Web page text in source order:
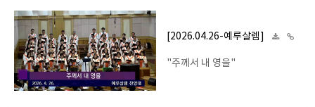
[2026.04.26-예루살렘]
"주께서 내 영을"